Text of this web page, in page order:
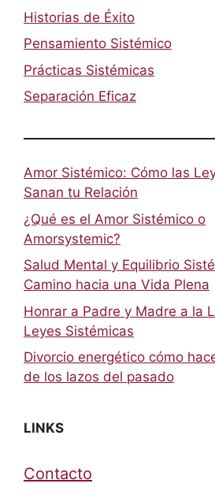
Historias de Éxito
Pensamiento Sistémico
Prácticas Sistémicas
Separación Eficaz
Amor Sistémico: Cómo las
Sanan tu Relación
¿Qué es el Amor Sistémico o
Amorsystemic?
Salud Mental y Equilibrio
Camino hacia una Vida Plena
Honrar a Padre y Madre a la
Leyes Sistémicas
Divorcio energético cómo
de los lazos del pasado
LINKS
Contacto